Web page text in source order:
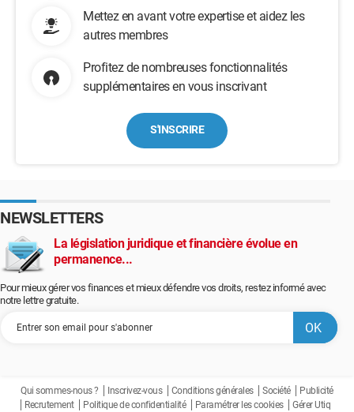
Mettez en avant votre expertise et aidez les
autres membres
Profitez de nombreuses fonctionnalités
supplémentaires en vous inscrivant
S'INSCRIRE
NEWSLETTERS
La législation juridique et financière évolue en
permanence...
Pour mieux gérer vos finances et mieux défendre vos droits, restez informé avec
notre lettre gratuite.
Qui sommes-nous ? Inscrivez-vous Conditions générales Société
Publicité
Recrutement
Politique de confidentialité Paramétrer les cookies Gérer Utiq